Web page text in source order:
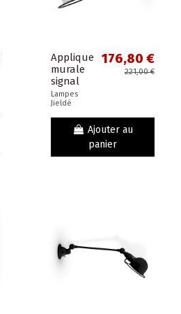
Applique
murale
signal
Jieldé
SI300 gris
argent
Lampes
Jieldé
176,80 €
221,00 €
Ajouter au
panier